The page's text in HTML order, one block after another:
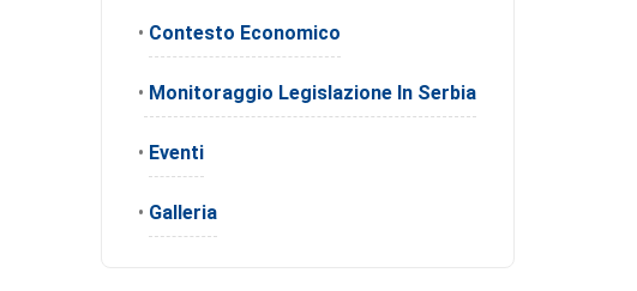
• Contesto Economico
• Monitoraggio Legislazione In Serbia
• Eventi
• Galleria